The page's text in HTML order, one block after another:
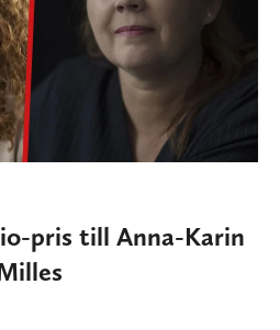
pris till Anna-Karin